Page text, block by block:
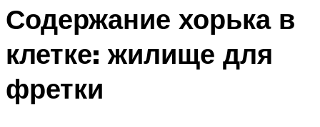
Содержание хорька в
клетке: жилище для
фретки